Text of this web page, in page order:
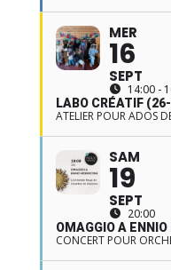
MER
16
SEPT
14:00 -
LABO CRÉATIF
ATELIER POUR ADOS
SAM
19
SEPT
20:00
OMAGGIO A ENNIO
CONCERT POUR